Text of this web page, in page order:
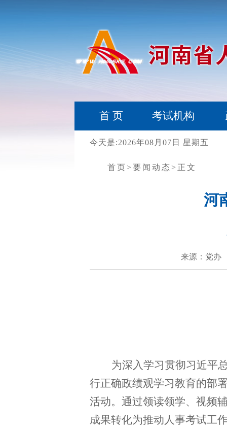
首 页 考试机构
今天是:2026年08月07日 星期五
首页 >要闻动态 >正文
河
来源：党办
为深入学习贯彻习近平
行正确政绩观学习教育的部
活动。 通过领读领学、视频
成果转化为推动人事考试工